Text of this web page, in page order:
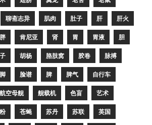
聊斋志异 肌肉 肚子 肝 肝火
肯尼亚 肾 胃 胃液 胆
胡杨 胳肢窝 胶卷 脉搏
脚 脸谱 脾 脾气 自行车
航空母舰 舰载机 色盲 艺术
苍蝇 苏丹 苏联 英国